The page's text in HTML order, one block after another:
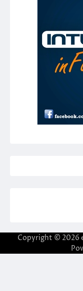
Copyright © 2026